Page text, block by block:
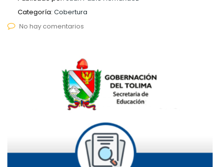
Categoría: Cobertura
No hay comentarios